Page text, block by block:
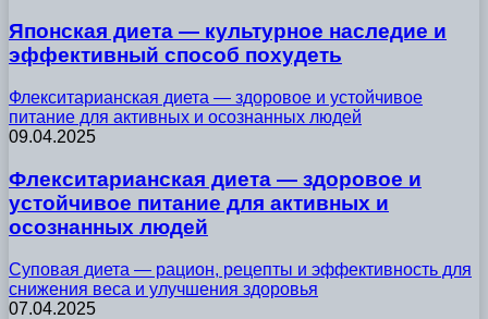
Японская диета — культурное наследие и
эффективный способ похудеть
Флекситарианская диета — здоровое и устойчивое
питание для активных и осознанных людей
09.04.2025
Флекситарианская диета — здоровое и
устойчивое питание для активных и
осознанных людей
Суповая диета — рацион, рецепты и эффективность для
снижения веса и улучшения здоровья
07.04.2025